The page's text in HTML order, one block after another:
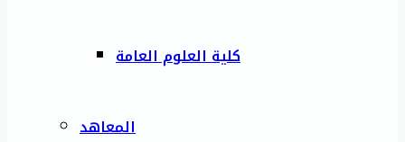
كلية العلوم العامة
المعاهد